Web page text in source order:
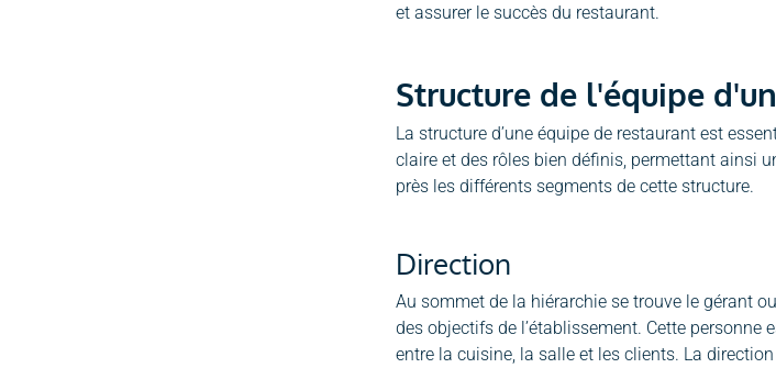
et assurer le succès du restaurant.
Structure de l'équipe
La structure d’une équipe de restaurant est
claire et des rôles bien définis, permettant ainsi
près les différents segments de cette structure.
Direction
Au sommet de la hiérarchie se trouve le gérant
des objectifs de l’établissement. Cette
entre la cuisine, la salle et les clients. La